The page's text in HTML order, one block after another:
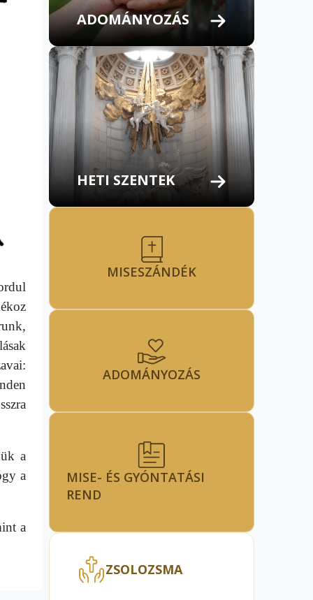
a
a
a
ADOMÁNYOZÁS
HETI SZENTEK
MISESZÁNDÉK
ADOMÁNYOZÁS
MISE- ÉS GYÓNTATÁSI
REND
ZSOLOZSMA